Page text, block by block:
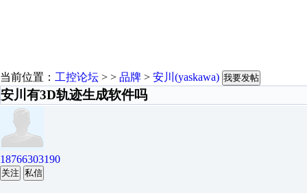
当前位置： 工控论坛 > > 品牌 > 安川(yaskawa) 我要发帖
安川有3D轨迹生成软件吗
18766303190
关注 私信